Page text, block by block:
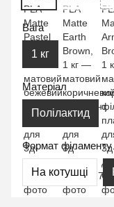
Вага
1 кг
Матеріал
Полілактид
Формат філаменту
На котушці